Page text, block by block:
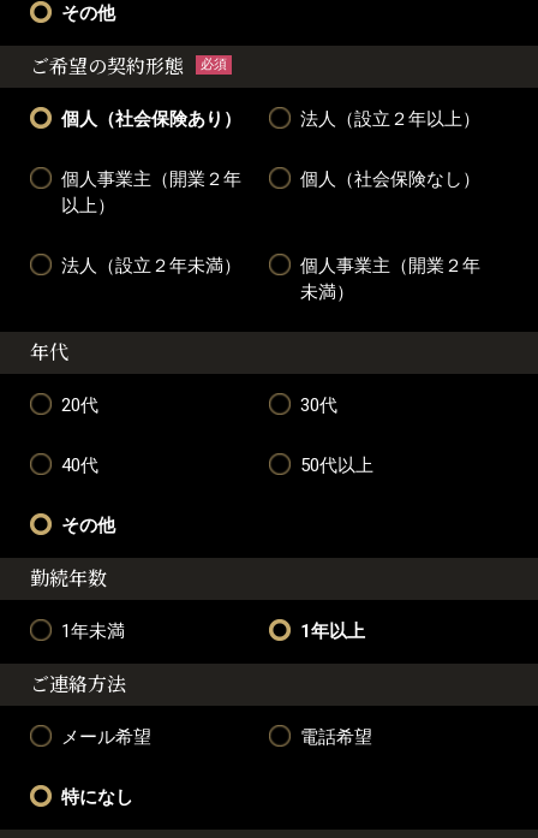
その他
ご希望の契約形態 必須
個人（社会保険あり） 法人（設立２年以上）
個人事業主（開業２年
以上）
個人（社会保険なし）
法人（設立２年未満）
個人事業主（開業２年
未満）
年代
20代 30代
40代 50代以上
その他
勤続年数
1年未満 1年以上
ご連絡方法
メール希望 電話希望
特になし